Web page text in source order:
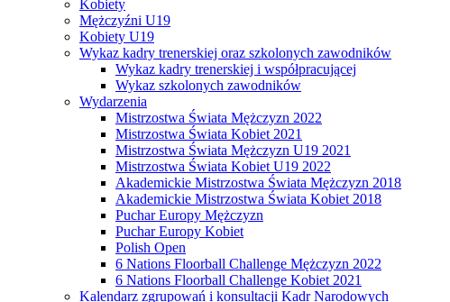
Kobiety
Mężczyźni U19
Kobiety U19
Wykaz kadry trenerskiej oraz szkolonych zawodników
Wykaz kadry trenerskiej i współpracującej
Wykaz szkolonych zawodników
Wydarzenia
Mistrzostwa Świata Mężczyzn 2022
Mistrzostwa Świata Kobiet 2021
Mistrzostwa Świata Mężczyzn U19 2021
Mistrzostwa Świata Kobiet U19 2022
Akademickie Mistrzostwa Świata Mężczyzn 2018
Akademickie Mistrzostwa Świata Kobiet 2018
Puchar Europy Mężczyzn
Puchar Europy Kobiet
Polish Open
6 Nations Floorball Challenge Mężczyzn 2022
6 Nations Floorball Challenge Kobiet 2021
Kalendarz zgrupowań i konsultacji Kadr Narodowych